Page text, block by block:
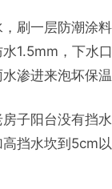
刷一层防潮涂料
1.5mm，下水
渗进来泡坏保温
子阳台没有挡
挡水坎到5cm